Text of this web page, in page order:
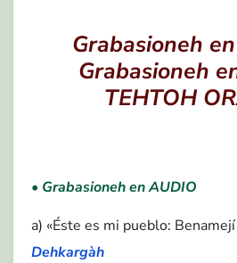
Grabasioneh
Grabasioneh
TEHTOH
• Grabasioneh en AUDIO
a) «Éste es mi pueblo:
Dehkargàh